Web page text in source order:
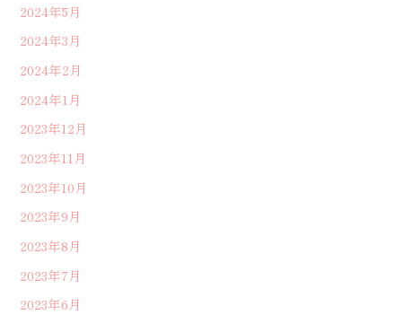
2024年5月
2024年3月
2024年2月
2024年1月
2023年12月
2023年11月
2023年10月
2023年9月
2023年8月
2023年7月
2023年6月